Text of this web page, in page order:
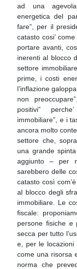
ad una
energetica del
fare”, per il
catasto cosi’
portare avanti,
inerenti al blocco
settore
prime, i costi
l’inflazione
non
positivi”
immobiliare”, e i
ancora molto
settore che,
una grande
aggiunto – per
sarebbero delle
catasto così
al blocco degli
immobiliare. Le
fiscale:
persone fisiche e
secca per tutto
e, per le locazioni
come una risorsa
norma che